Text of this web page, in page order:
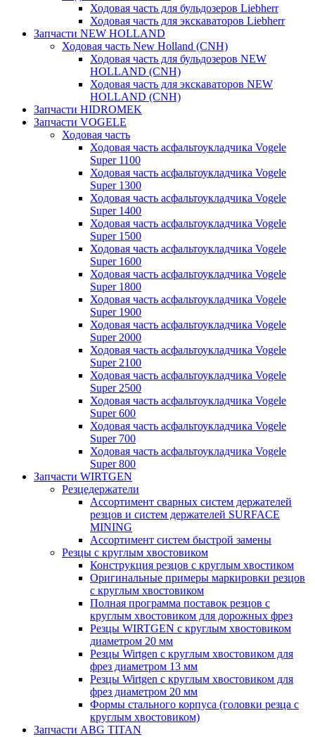
Ходовая часть для бульдозеров Liebherr
Ходовая часть для экскаваторов Liebherr
Запчасти NEW HOLLAND
Ходовая часть New Holland (CNH)
Ходовая часть для бульдозеров NEW
HOLLAND (CNH)
Ходовая часть для экскаваторов NEW
HOLLAND (CNH)
Запчасти HIDROMEK
Запчасти VOGELE
Ходовая часть
Ходовая часть асфальтоукладчика Vogele
Super 1100
Ходовая часть асфальтоукладчика Vogele
Super 1300
Ходовая часть асфальтоукладчика Vogele
Super 1400
Ходовая часть асфальтоукладчика Vogele
Super 1500
Ходовая часть асфальтоукладчика Vogele
Super 1600
Ходовая часть асфальтоукладчика Vogele
Super 1800
Ходовая часть асфальтоукладчика Vogele
Super 1900
Ходовая часть асфальтоукладчика Vogele
Super 2000
Ходовая часть асфальтоукладчика Vogele
Super 2100
Ходовая часть асфальтоукладчика Vogele
Super 2500
Ходовая часть асфальтоукладчика Vogele
Super 600
Ходовая часть асфальтоукладчика Vogele
Super 700
Ходовая часть асфальтоукладчика Vogele
Super 800
Запчасти WIRTGEN
Резцедержатели
Ассортимент сварных систем держателей
резцов и систем держателей SURFACE
MINING
Ассортимент систем быстрой замены
Резцы с круглым хвостовиком
Конструкция резцов с круглым хвостиком
Оригинальные примеры маркировки резцов
с круглым хвостовиком
Полная программа поставок резцов с
круглым хвостовиком для дорожных фрез
Резцы WIRTGEN с круглым хвостовиком
диаметром 20 мм
Резцы Wirtgen с круглым хвостовиком для
фрез диаметром 13 мм
Резцы Wirtgen с круглым хвостовиком для
фрез диаметром 20 мм
Формы стального корпуса (головки резца с
круглым хвостовиком)
Запчасти ABG TITAN